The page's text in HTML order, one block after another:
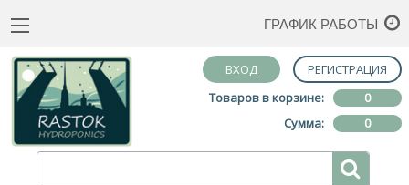
ГРАФИК РАБОТЫ
ВХОД
РЕГИСТРАЦИЯ
Товаров в корзине:
0
Сумма:
0